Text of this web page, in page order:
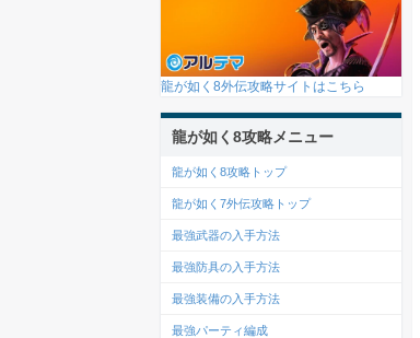
龍が如く8外伝攻略サイトはこちら
龍が如く8攻略メニュー
龍が如く8攻略トップ
龍が如く7外伝攻略トップ
最強武器の入手方法
最強防具の入手方法
最強装備の入手方法
最強パーティ編成